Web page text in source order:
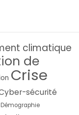
climatique
de
Crise
sécurité
Démographie